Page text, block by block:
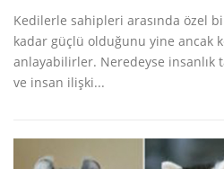
Kedilerle sahipleri arasında özel
kadar güçlü olduğunu yine ancak
anlayabilirler. Neredeyse insanlık
ve insan ilişki...